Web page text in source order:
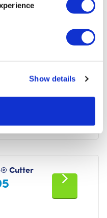
Show details
Clean-Skin Pre-Tape
Cutter